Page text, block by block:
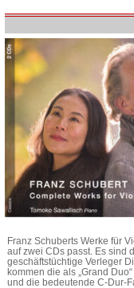
Franz Schuberts Werke für
auf zwei CDs passt. Es sind
geschäftstüchtige Verleger
kommen die als „Grand
und die bedeutende C-Dur-